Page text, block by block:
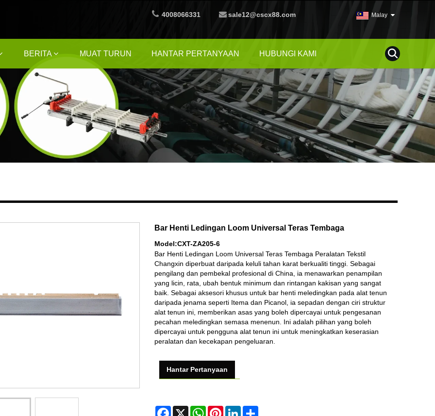
4008066331 sale12@cscx88.com Malay
BERITA MUAT TURUN HANTAR PERTANYAAN HUBUNGI KAMI
Bar Henti Ledingan Loom Universal Teras Tembaga
Model:CXT-ZA205-6
Bar Henti Ledingan Loom Universal Teras Tembaga Peralatan Tekstil
Changxin diperbuat daripada keluli tahan karat berkualiti tinggi. Sebagai
pengilang dan pembekal profesional di China, ia menawarkan penampilan
yang licin, rata, ubah bentuk minimum dan rintangan kakisan yang sangat
baik. Sebagai aksesori khusus untuk bar henti meledingkan pada alat tenun
daripada jenama seperti Itema dan Picanol, ia sepadan dengan ciri struktur
alat tenun ini, memberikan asas yang boleh dipercayai untuk pengesanan
pecahan meledingkan semasa menenun. Ini adalah pilihan yang boleh
dipercayai untuk pengguna alat tenun ini untuk meningkatkan keserasian
peralatan dan kecekapan pengeluaran.
Hantar Pertanyaan
Facebook
X WhatsApp
PinterestLinkedInShare